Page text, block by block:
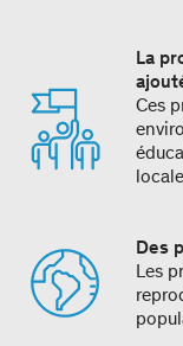
La
Ces
Des
Les